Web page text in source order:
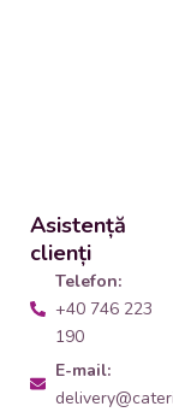
Asistență
clienți
Telefon:
+40 746 223
190
E-mail: